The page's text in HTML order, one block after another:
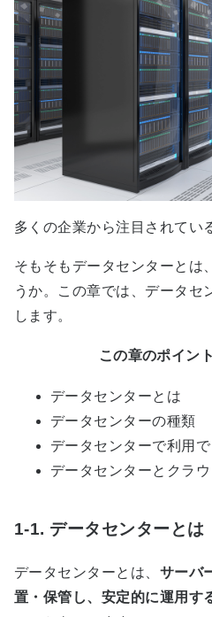
多くの企業から注目されてい
そもそもデータセンターとは
うか。この章では、データセ
します。
この章のポイント
データセンターとは
データセンターの種類
データセンターで利用
データセンターとクラ
1-1. データセンターとは
データセンターとは、 サーバ
置・保管し、安定的に運用す